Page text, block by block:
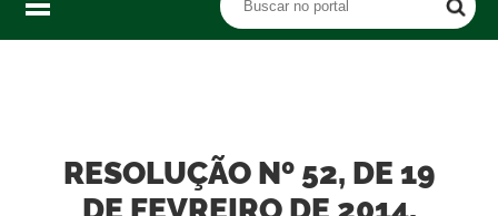
RESOLUÇÃO Nº 52, DE 19